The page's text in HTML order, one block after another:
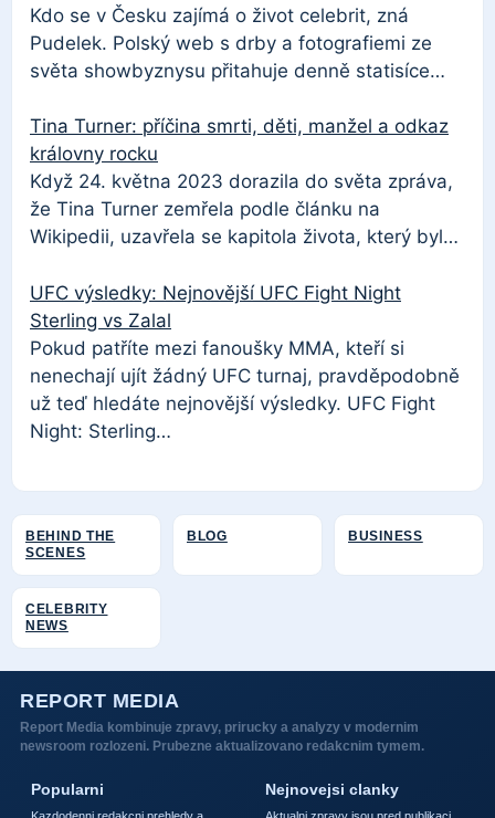
Kdo se v Česku zajímá o život celebrit, zná
Pudelek. Polský web s drby a fotografiemi ze
světa showbyznysu přitahuje denně statisíce…
Tina Turner: příčina smrti, děti, manžel a odkaz
královny rocku
Když 24. května 2023 dorazila do světa zpráva,
že Tina Turner zemřela podle článku na
Wikipedii, uzavřela se kapitola života, který byl…
UFC výsledky: Nejnovější UFC Fight Night
Sterling vs Zalal
Pokud patříte mezi fanoušky MMA, kteří si
nenechají ujít žádný UFC turnaj, pravděpodobně
už teď hledáte nejnovější výsledky. UFC Fight
Night: Sterling…
BEHIND THE
SCENES
BLOG BUSINESS
CELEBRITY
NEWS
REPORT MEDIA
Report Media kombinuje zpravy, prirucky a analyzy v modernim
newsroom rozlozeni. Prubezne aktualizovano redakcnim tymem.
Popularni Nejnovejsi clanky